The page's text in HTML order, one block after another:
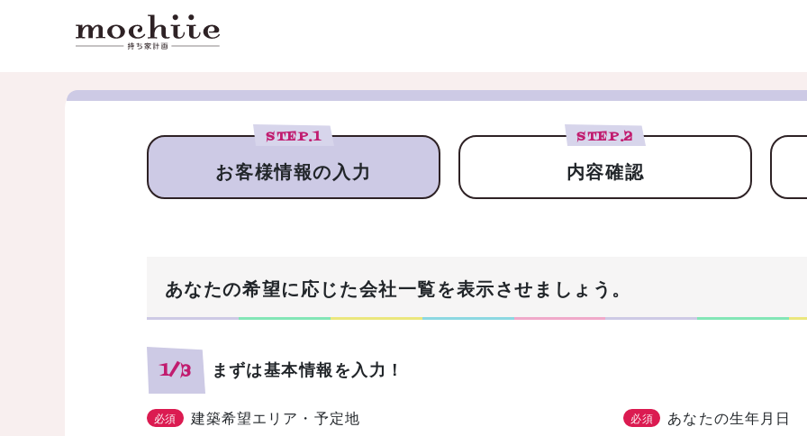
STEP.1
お客様情報の入力
STEP.2
内容確認
あなたの希望に応じた会社一覧を表示させましょう。
1/3 まずは基本情報を入力！
必須 建築希望エリア・予定地 必須 あなたの生年月日